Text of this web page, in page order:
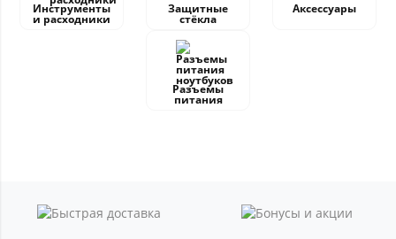
Инструменты
и расходники
Защитные
стёкла
Аксессуары
Разъемы
питания